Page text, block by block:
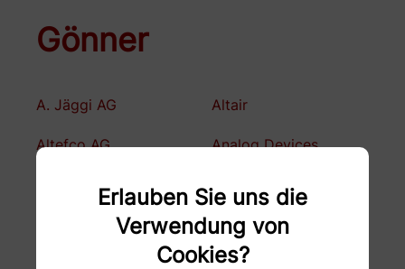
Erlauben Sie uns die
Verwendung von
Cookies?
Gönner
A. Jäggi AG Altair
Altefco AG Analog Devices
Awag Elektrotechnik
AG
Axalp Technologies Bauhalle ETH